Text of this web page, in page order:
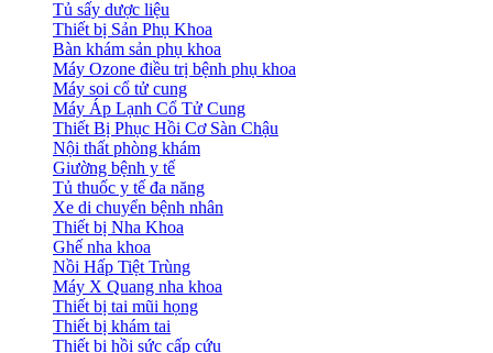
Tủ sấy dược liệu
Thiết bị Sản Phụ Khoa
Bàn khám sản phụ khoa
Máy Ozone điều trị bệnh phụ khoa
Máy soi cổ tử cung
Máy Áp Lạnh Cổ Tử Cung
Thiết Bị Phục Hồi Cơ Sàn Chậu
Nội thất phòng khám
Giường bệnh y tế
Tủ thuốc y tế đa năng
Xe di chuyển bệnh nhân
Thiết bị Nha Khoa
Ghế nha khoa
Nồi Hấp Tiệt Trùng
Máy X Quang nha khoa
Thiết bị tai mũi họng
Thiết bị khám tai
Thiết bị hồi sức cấp cứu